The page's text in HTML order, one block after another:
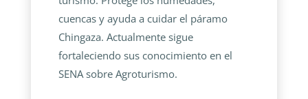
cuencas y ayuda a cuidar el páramo
Chingaza. Actualmente sigue
fortaleciendo sus conocimiento en el
SENA sobre Agroturismo.